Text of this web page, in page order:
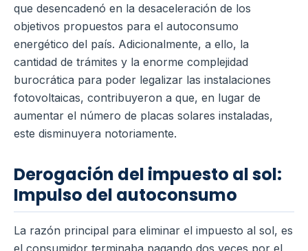
que desencadenó en la desaceleración de los
objetivos propuestos para el autoconsumo
energético del país. Adicionalmente, a ello, la
cantidad de trámites y la enorme complejidad
burocrática para poder legalizar las instalaciones
fotovoltaicas, contribuyeron a que, en lugar de
aumentar el número de placas solares instaladas,
este disminuyera notoriamente.
Derogación del impuesto al sol:
Impulso del autoconsumo
La razón principal para eliminar el impuesto al sol, es
el consumidor terminaba pagando dos veces por el